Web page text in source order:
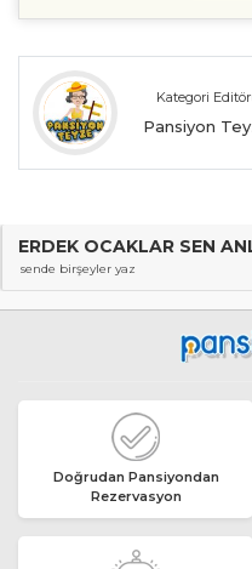
Kategori
Pansiyon
ERDEK OCAKLAR SEN
sende birşeyler yaz
Doğrudan Pansiyondan
Rezervasyon